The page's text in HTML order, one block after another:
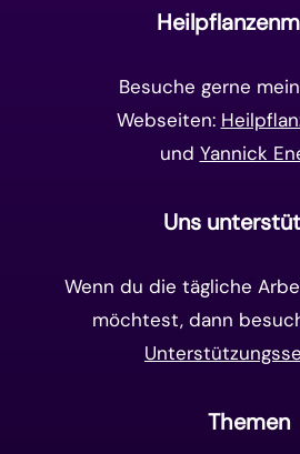
Besuche gerne
Webseiten:
und Yannick
Uns
Wenn du die tägliche
möchtest, dann
Themen